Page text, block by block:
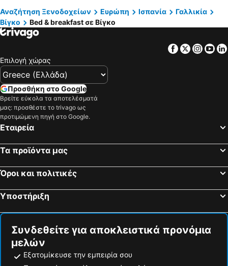
Caldas de Reyes, bed and breakfasts
Bueu, bed and breakfasts
Cangas de Morrazo, bed and breakfasts
Tuy, bed and breakfasts
Redondela, bed and breakfasts
Moledo, bed and breakfasts
Monção, bed and breakfasts
Puenteareas, bed and breakfasts
Cotobad, bed and breakfasts
La Isla de Arosa, bed and breakfasts
El Grove, bed and breakfasts
Αναζήτηση Ξενοδοχείων Ευρώπη Ισπανία
Γαλλικία
Βίγκο
Bed & breakfast σε Βίγκο
Facebook
Twitter
Επιλογή χώρας
Προσθήκη στο Google
Βρείτε εύκολα τα αποτελέσματά
μας: προσθέστε το trivago ως
προτιμώμενη πηγή στο Google.
Εταιρεία
Τα προϊόντα μας
Όροι και πολιτικές
Υποστήριξη
Συνδεθείτε για αποκλειστικά προνόμια
μελών
Εξατομίκευσε την εμπειρία σου